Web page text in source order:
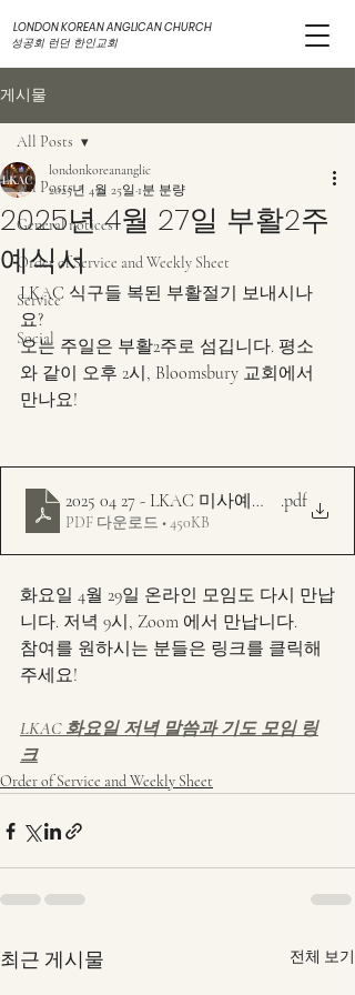
LONDON KOREAN ANGLICAN CHURCH
성공회 런던 한인교회
게시물
All Posts
General notices
Order of Service and Weekly Sheet
Service
Social
All Posts
2025년 4월 27일 부활2주
예식서
londonkoreananglic
2025년 4월 25일 1분 분량
LKAC 식구들 복된 부활절기 보내시나
요?
오는 주일은 부활2주로 섬깁니다. 평소
와 같이 오후 2시, Bloomsbury 교회에서
만나요!
2025 04 27 - LKAC 미사예문 주보 - 다
.pdf
PDF 다운로드 • 450KB
화요일 4월 29일 온라인 모임도 다시 만납
니다. 저녁 9시, Zoom 에서 만납니다.
참여를 원하시는 분들은 링크를 클릭해
주세요!
LKAC 화요일 저녁 말씀과 기도 모임 링
크
Order of Service and Weekly Sheet
최근 게시물 전체 보기